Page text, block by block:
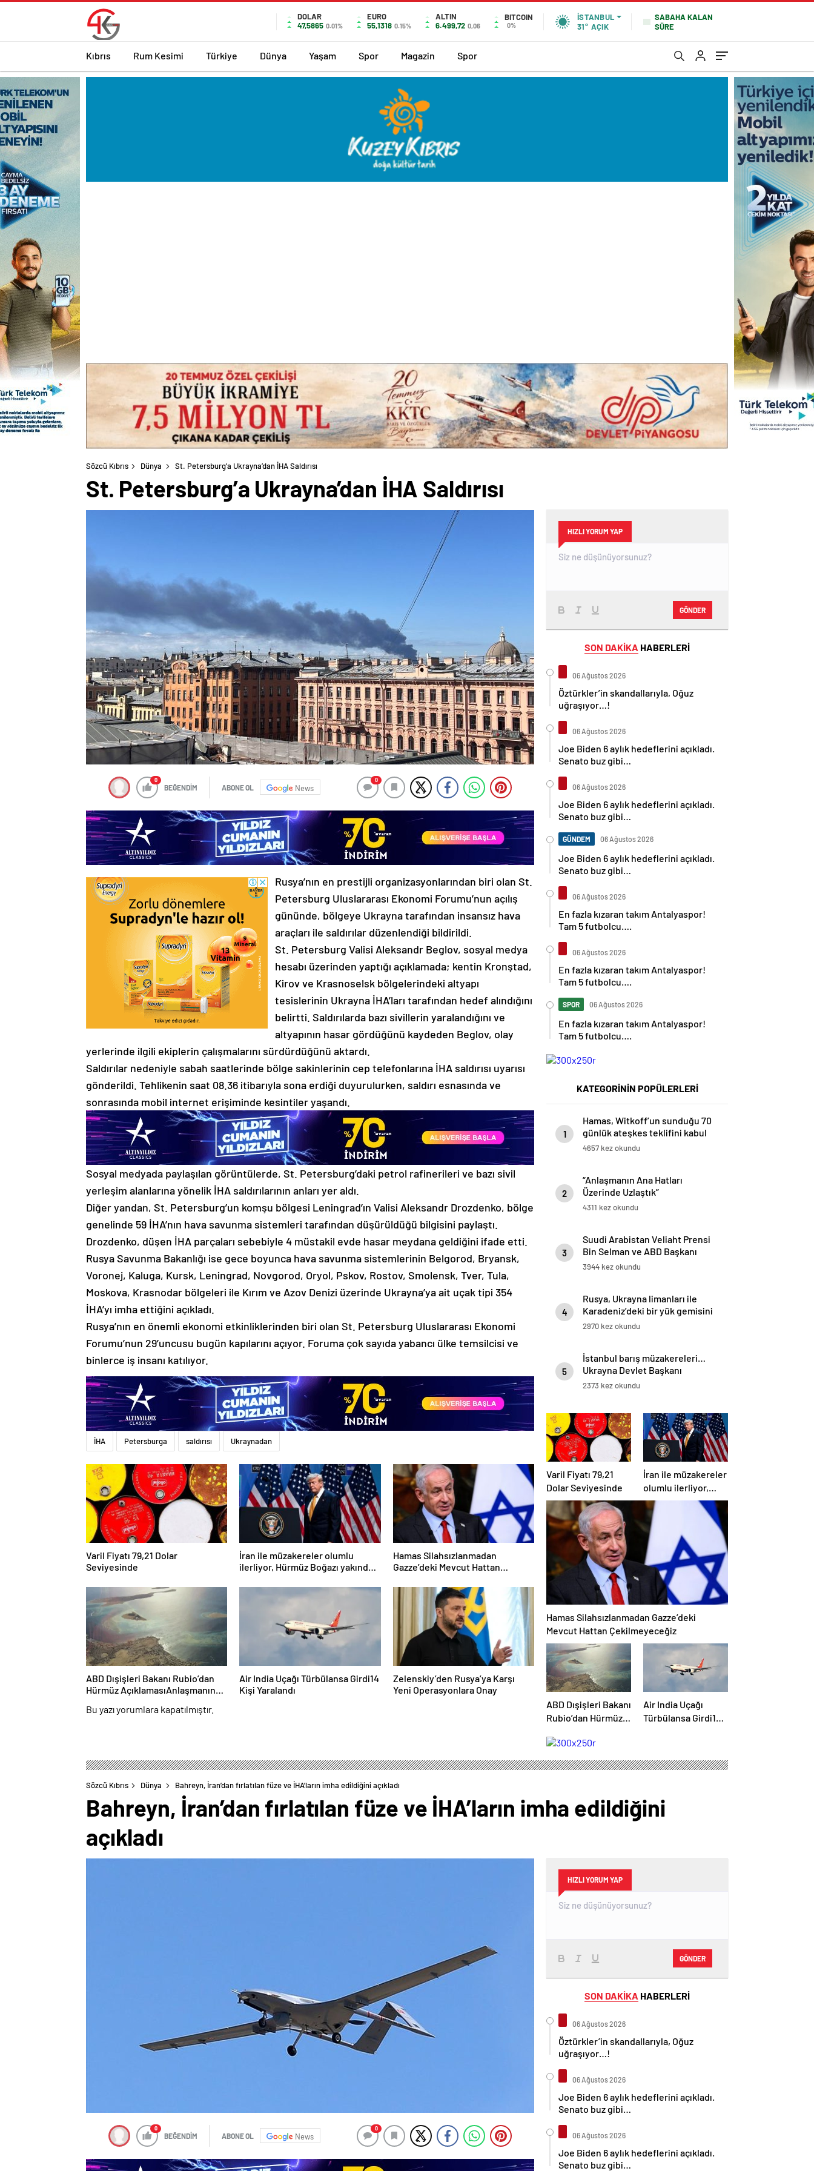
DOLAR
47,5865 0.01%
EURO
55,1318 0.15%
ALTIN
6.499,72 0,06
BITCOIN
0%
İSTANBUL
31° AÇIK
SABAHA KALAN
SÜRE
Kıbrıs Rum Kesimi Türkiye Dünya Yaşam Spor Magazin Spor
Sözcü Kıbrıs Dünya St. Petersburg’a Ukrayna’dan İHA Saldırısı
St. Petersburg’a Ukrayna’dan İHA Saldırısı
0
BEĞENDİM ABONE OL News
0
Rusya’nın en prestijli organizasyonlarından biri olan St.
Petersburg Uluslararası Ekonomi Forumu’nun açılış
gününde, bölgeye Ukrayna tarafından insansız hava
araçları ile saldırılar düzenlendiği bildirildi.
St. Petersburg Valisi Aleksandr Beglov, sosyal medya
hesabı üzerinden yaptığı açıklamada; kentin Kronştad,
Kirov ve Krasnoselsk bölgelerindeki altyapı
tesislerinin Ukrayna İHA’ları tarafından hedef alındığını
belirtti. Saldırılarda bazı sivillerin yaralandığını ve
altyapının hasar gördüğünü kaydeden Beglov, olay
yerlerinde ilgili ekiplerin çalışmalarını sürdürdüğünü aktardı.
Saldırılar nedeniyle sabah saatlerinde bölge sakinlerinin cep telefonlarına İHA saldırısı uyarısı
gönderildi. Tehlikenin saat 08.36 itibarıyla sona erdiği duyurulurken, saldırı esnasında ve
sonrasında mobil internet erişiminde kesintiler yaşandı.
Sosyal medyada paylaşılan görüntülerde, St. Petersburg’daki petrol rafinerileri ve bazı sivil
yerleşim alanlarına yönelik İHA saldırılarının anları yer aldı.
Diğer yandan, St. Petersburg’un komşu bölgesi Leningrad’ın Valisi Aleksandr Drozdenko, bölge
genelinde 59 İHA’nın hava savunma sistemleri tarafından düşürüldüğü bilgisini paylaştı.
Drozdenko, düşen İHA parçaları sebebiyle 4 müstakil evde hasar meydana geldiğini ifade etti.
Rusya Savunma Bakanlığı ise gece boyunca hava savunma sistemlerinin Belgorod, Bryansk,
Voronej, Kaluga, Kursk, Leningrad, Novgorod, Oryol, Pskov, Rostov, Smolensk, Tver, Tula,
Moskova, Krasnodar bölgeleri ile Kırım ve Azov Denizi üzerinde Ukrayna’ya ait uçak tipi 354
İHA’yı imha ettiğini açıkladı.
Rusya’nın en önemli ekonomi etkinliklerinden biri olan St. Petersburg Uluslararası Ekonomi
Forumu’nun 29’uncusu bugün kapılarını açıyor. Foruma çok sayıda yabancı ülke temsilcisi ve
binlerce iş insanı katılıyor.
İHA Petersburga saldırısı Ukraynadan
Varil Fiyatı 79,21 Dolar
Seviyesinde
İran ile müzakereler olumlu
ilerliyor, Hürmüz Boğazı yakında
Hamas Silahsızlanmadan
Gazze’deki Mevcut Hattan
ABD Dışişleri Bakanı Rubio’dan
Hürmüz AçıklamasıAnlaşmanın
Air India Uçağı Türbülansa Girdi14
Kişi Yaralandı
Zelenskiy’den Rusya’ya Karşı
Yeni Operasyonlara Onay
Bu yazı yorumlara kapatılmıştır.
HIZLI YORUM YAP
GÖNDER
SON DAKİKA HABERLERİ
06 Ağustos 2026
Öztürkler’in skandallarıyla, Oğuz
uğraşıyor…!
06 Ağustos 2026
Joe Biden 6 aylık hedeflerini açıkladı.
Senato buz gibi…
06 Ağustos 2026
Joe Biden 6 aylık hedeflerini açıkladı.
Senato buz gibi…
GÜNDEM 06 Ağustos 2026
Joe Biden 6 aylık hedeflerini açıkladı.
Senato buz gibi…
06 Ağustos 2026
En fazla kızaran takım Antalyaspor!
Tam 5 futbolcu….
06 Ağustos 2026
En fazla kızaran takım Antalyaspor!
Tam 5 futbolcu….
SPOR 06 Ağustos 2026
En fazla kızaran takım Antalyaspor!
Tam 5 futbolcu….
KATEGORİNİN POPÜLERLERİ
1
Hamas, Witkoff’un sunduğu 70
günlük ateşkes teklifini kabul
etti
4657 kez okundu
2
“Anlaşmanın Ana Hatları
Üzerinde Uzlaştık”
4311 kez okundu
3
Suudi Arabistan Veliaht Prensi
Bin Selman ve ABD Başkanı
Trump Bölgesel Gerilimi
3944 kez okundu
4
Rusya, Ukrayna limanları ile
Karadeniz’deki bir yük gemisini
vurduğunu duyurdu
2970 kez okundu
5
İstanbul barış müzakereleri…
Ukrayna Devlet Başkanı
Zelenski, TC Cumhurbaşkanı
2373 kez okundu
Varil Fiyatı 79,21
Dolar Seviyesinde
İran ile müzakereler
olumlu ilerliyor,
Hürmüz Boğazı
yakında açılacak
Hamas Silahsızlanmadan Gazze’deki
Mevcut Hattan Çekilmeyeceğiz
ABD Dışişleri Bakanı
Rubio’dan Hürmüz
Yakında Yapılmasını
Umuyoruz
Air India Uçağı
Türbülansa Girdi14
Sözcü Kıbrıs Dünya Bahreyn, İran’dan fırlatılan füze ve İHA’ların imha edildiğini açıkladı
Bahreyn, İran’dan fırlatılan füze ve İHA’ların imha edildiğini
açıkladı
0
BEĞENDİM ABONE OL News
0
HIZLI YORUM YAP
GÖNDER
SON DAKİKA HABERLERİ
06 Ağustos 2026
Öztürkler’in skandallarıyla, Oğuz
uğraşıyor…!
06 Ağustos 2026
Joe Biden 6 aylık hedeflerini açıkladı.
Senato buz gibi…
06 Ağustos 2026
Joe Biden 6 aylık hedeflerini açıkladı.
Senato buz gibi…